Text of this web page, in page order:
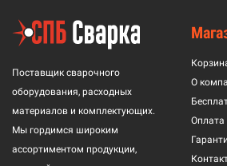
Поставщик сварочного
оборудования, расходных
материалов и комплектующих.
Мы гордимся широким
ассортиментом продукции,
О
Оплата